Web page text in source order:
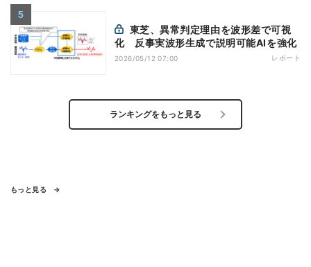
化 反事実波形生成で説明可能AIを強化
2026/05/12 07:00 レポート
ランキングをもっと見る
もっと見る